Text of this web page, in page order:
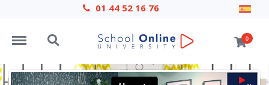
01 44 52 16 76
Menu Search 0